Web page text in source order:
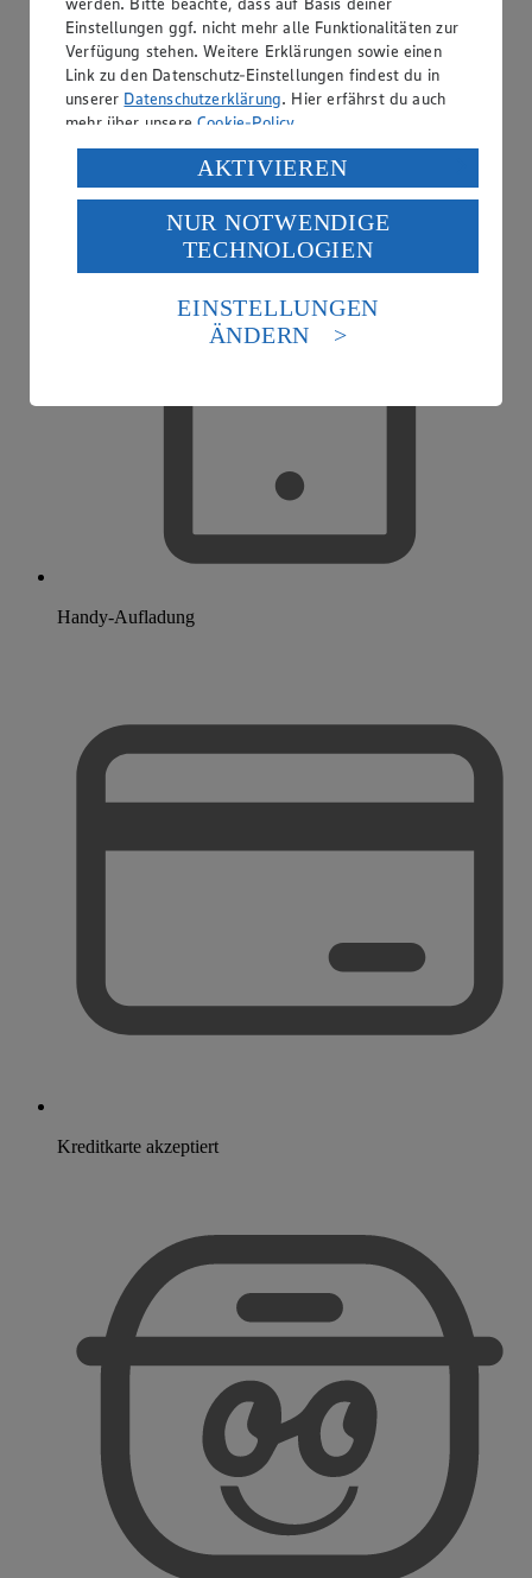
EDEKA smart
Handy-Aufladung
Kreditkarte akzeptiert
Einstellungen ggf. nicht mehr alle Funktionalitäten zur
Verfügung stehen. Weitere Erklärungen sowie einen
Link zu den Datenschutz-Einstellungen findest du in
unserer Datenschutzerklärung. Hier erfährst du auch
mehr über unsereCookie-Policy.
Verarbeitung deiner personenbezogenen Daten in den
USA durch Facebook und YouTube:
Wenn du auf „Aktivieren“ klickst, willigst du im Sinne
des Art. 49 Abs. 1 Satz 1 lit. a) DSGVO ein, dass deine
Daten in den USA verarbeitet werden. Der EuGH sieht
die USA als Land mit einem nach europäischen
Standards nicht angemessenen Datenschutzniveau an.
Es besteht das Risiko eines Zugriffs durch US-
Informationen zum Herausgeber der Seite findest du
AKTIVIEREN
NUR NOTWENDIGE
TECHNOLOGIEN
EINSTELLUNGEN
ÄNDERN